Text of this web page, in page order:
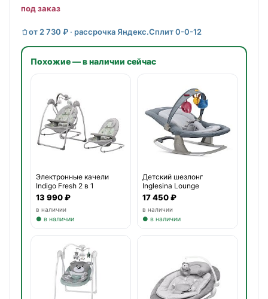
под заказ
от 2 730 ₽ · рассрочка Яндекс.Сплит 0-0-12
Похожие — в наличии сейчас
Электронные качели
Indigo Fresh 2 в 1
13 990 ₽
в наличии
● в наличии
Детский шезлонг
Inglesina Lounge
17 450 ₽
в наличии
● в наличии